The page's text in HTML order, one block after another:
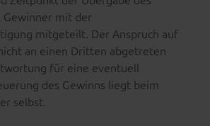
Gewinner mit der
mitgeteilt. Der Anspruch auf
an einen Dritten abgetreten
für eine eventuell
des Gewinns liegt beim
selbst.